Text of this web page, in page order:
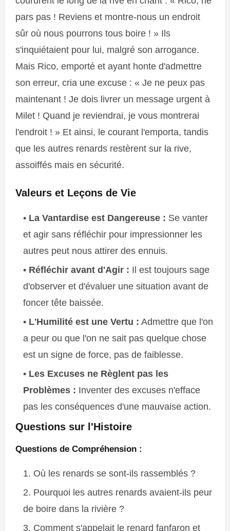
pars pas ! Reviens et montre-nous un endroit
sûr où nous pourrons tous boire ! » Ils
s'inquiétaient pour lui, malgré son arrogance.
Mais Rico, emporté et ayant honte d'admettre
son erreur, cria une excuse : « Je ne peux pas
maintenant ! Je dois livrer un message urgent à
Milet ! Quand je reviendrai, je vous montrerai
l'endroit ! » Et ainsi, le courant l'emporta, tandis
que les autres renards restèrent sur la rive,
assoiffés mais en sécurité.
Valeurs et Leçons de Vie
La Vantardise est Dangereuse : Se vanter
et agir sans réfléchir pour impressionner les
autres peut nous attirer des ennuis.
Réfléchir avant d'Agir : Il est toujours sage
d'observer et d'évaluer une situation avant de
foncer tête baissée.
L'Humilité est une Vertu : Admettre que l'on
a peur ou que l'on ne sait pas quelque chose
est un signe de force, pas de faiblesse.
Les Excuses ne Règlent pas les
Problèmes : Inventer des excuses n'efface
pas les conséquences d'une mauvaise action.
Questions sur l'Histoire
Questions de Compréhension :
Où les renards se sont-ils rassemblés ?
Pourquoi les autres renards avaient-ils peur
de boire dans la rivière ?
Comment s'appelait le renard fanfaron et